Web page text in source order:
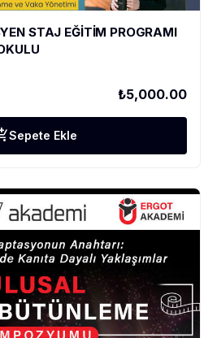
STAJ EĞİTİM PROGRAMI
₺5,000.00
Sepete Ekle